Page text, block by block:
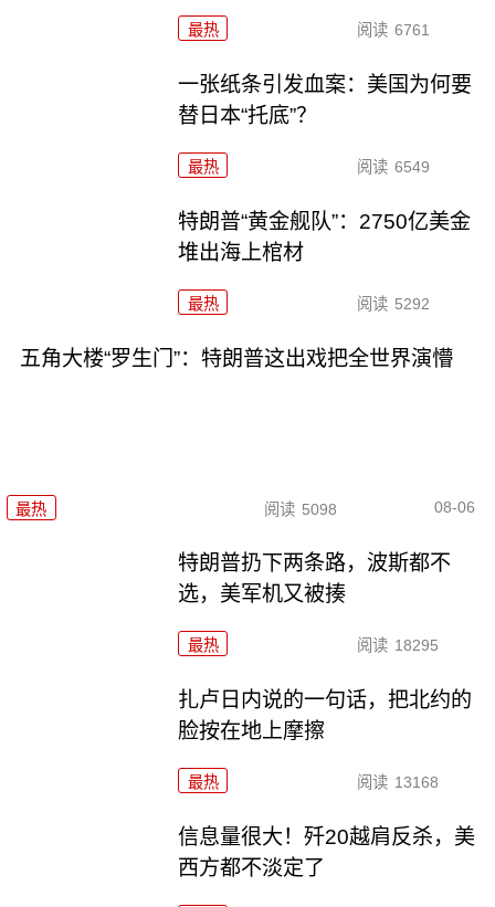
最热 阅读 6761
一张纸条引发血案：美国为何要
替日本“托底”？
最热 阅读 6549
特朗普“黄金舰队”：2750亿美金
堆出海上棺材
最热 阅读 5292
五角大楼“罗生门”：特朗普这出戏把全世界演懵
最热 阅读 5098 08-06
特朗普扔下两条路，波斯都不
选，美军机又被揍
最热 阅读 18295
扎卢日内说的一句话，把北约的
脸按在地上摩擦
最热 阅读 13168
信息量很大！歼20越肩反杀，美
西方都不淡定了